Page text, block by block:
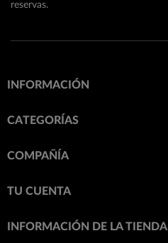
reservas.
INFORMACIÓN
CATEGORÍAS
COMPAÑÍA
TU CUENTA
INFORMACIÓN DE LA TIENDA